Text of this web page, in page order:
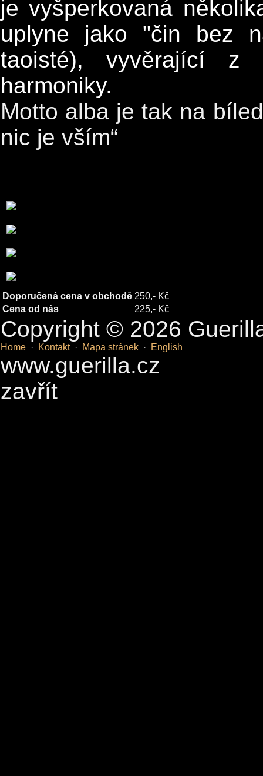
je vyšperkovaná
uplyne jako "čin bez
taoisté), vyvěrající z
harmoniky.
Motto alba je tak na
nic je vším“
Doporučená cena v obchodě 250,- Kč
Cena od nás
225,- Kč
Copyright © 2026
Home · Kontakt· Mapa stránek · English
www.guerilla.cz
zavřít